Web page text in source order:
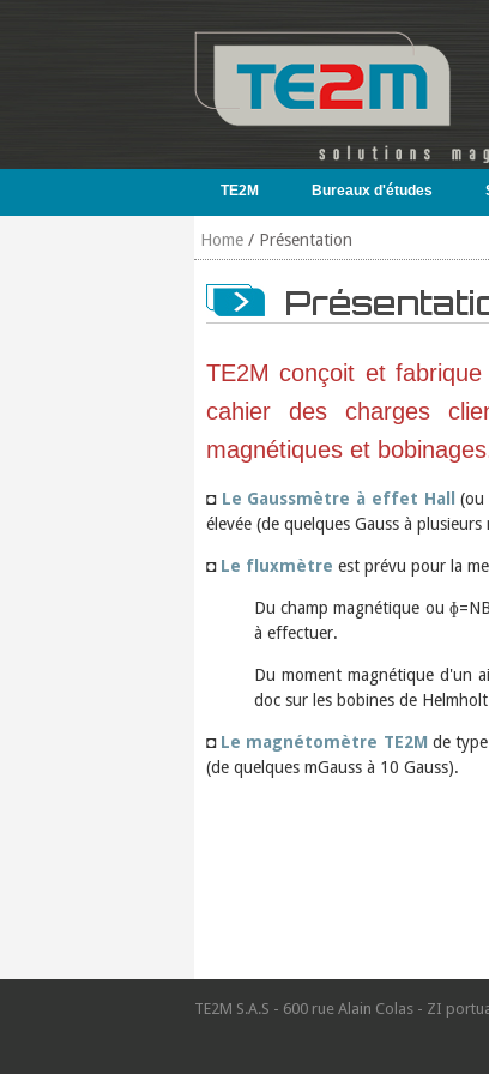
TE2M Bureaux d'études
Home / Présentation
TE2M conçoit et
cahier des charges
magnétiques et
◘ Le Gaussmètre à effet Hall
(ou
élevée (de quelques Gauss à plusieurs
◘ Le fluxmètre est prévu pour la
Du champ magnétique ou
à effectuer.
Du moment magnétique d'un
doc sur les bobines de
◘ Le magnétomètre TE2M de
(de quelques mGauss à 10 Gauss).
TE2M S.A.S - 600 rue Alain Colas - ZI